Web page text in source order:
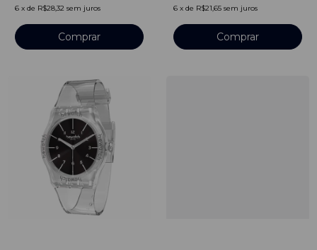
6 x de R$28,32 sem juros 6 x de R$21,65 sem juros